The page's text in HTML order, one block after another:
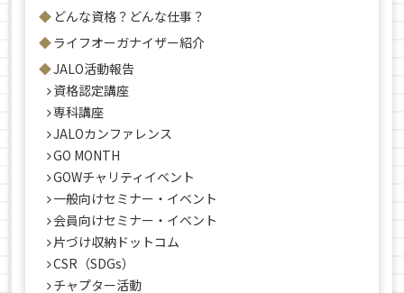
どんな資格？どんな仕事？
ライフオーガナイザー紹介
JALO活動報告
資格認定講座
専科講座
JALOカンファレンス
GO MONTH
GOWチャリティイベント
一般向けセミナー・イベント
会員向けセミナー・イベント
片づけ収納ドットコム
CSR（SDGs）
チャプター活動